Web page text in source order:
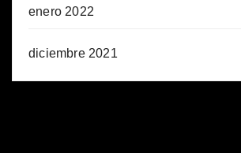
enero 2022
diciembre 2021